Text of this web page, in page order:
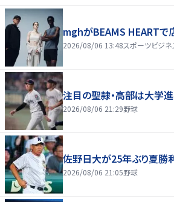
mghがBEAMS HEARTで
2026/08/06 13:48スポーツビジネ
注目の聖隷・高部は大学
2026/08/06 21:29野球
佐野日大が25年ぶり夏勝
2026/08/06 21:05野球